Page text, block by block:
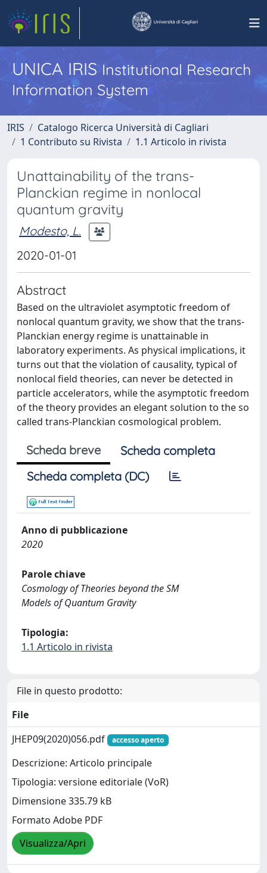
UNICA IRISInstitutional Research
Information System
IRIS
Catalogo Ricerca Università di Cagliari
1 Contributo su Rivista
1.1 Articolo in rivista
Unattainability of the trans-
Planckian regime in nonlocal
quantum gravity
Modesto, L.
2020-01-01
Abstract
Based on the ultraviolet asymptotic freedom of
nonlocal quantum gravity, we show that the trans-
Planckian energy regime is unattainable in
laboratory experiments. As physical implications, it
turns out that the violation of causality, typical of
nonlocal field theories, can never be detected in
particle accelerators, while the asymptotic freedom
of the theory provides an elegant solution to the so
called trans-Planckian cosmological problem.
Scheda breve
Scheda completa
Scheda completa (DC)
Anno di pubblicazione
2020
Parole chiave
Cosmology of Theories beyond the SM
Models of Quantum Gravity
Tipologia:
1.1 Articolo in rivista
File in questo prodotto:
File
JHEP09(2020)056.pdf
accesso aperto
Descrizione: Articolo principale
Tipologia: versione editoriale (VoR)
Dimensione 335.79 kB
Formato Adobe PDF
Visualizza/Apri